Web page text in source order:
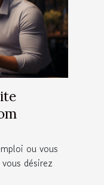
ou vous
désirez